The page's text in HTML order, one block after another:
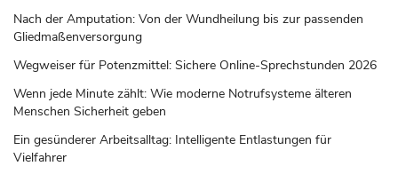
Nach der Amputation: Von der Wundheilung bis zur passenden
Gliedmaßenversorgung
Wegweiser für Potenzmittel: Sichere Online-Sprechstunden 2026
Wenn jede Minute zählt: Wie moderne Notrufsysteme älteren
Menschen Sicherheit geben
Ein gesünderer Arbeitsalltag: Intelligente Entlastungen für
Vielfahrer